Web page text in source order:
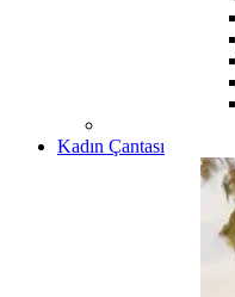
Kadın Çantası